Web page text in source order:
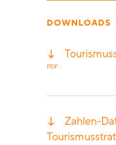
DOWNLOADS
PDF
Zahlen-